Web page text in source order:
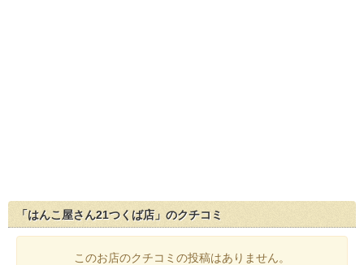
「はんこ屋さん21つくば店」のクチコミ
このお店のクチコミの投稿はありません。